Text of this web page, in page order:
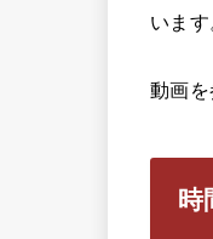
います
動画
時